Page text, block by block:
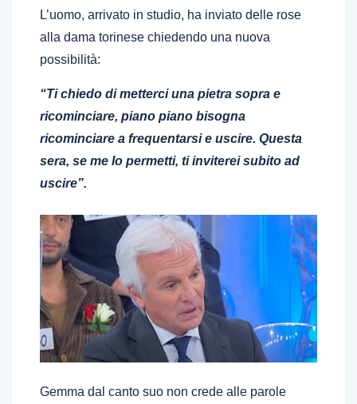
L’uomo, arrivato in studio, ha inviato delle rose
alla dama torinese chiedendo una nuova
possibilità:
“Ti chiedo di metterci una pietra sopra e
ricominciare, piano piano bisogna
ricominciare a frequentarsi e uscire. Questa
sera, se me lo permetti, ti inviterei subito ad
uscire”.
Gemma dal canto suo non crede alle parole